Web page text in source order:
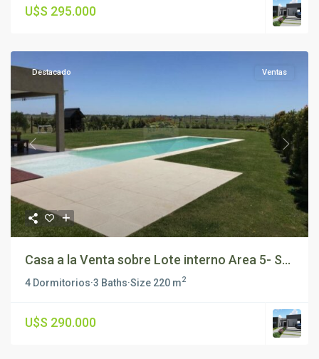
U$S 295.000
Previous Next
Destacado Ventas
Casa a la Venta sobre Lote interno Area 5- S...
4 Dormitorios·3 Baths·Size 220 m2
U$S 290.000